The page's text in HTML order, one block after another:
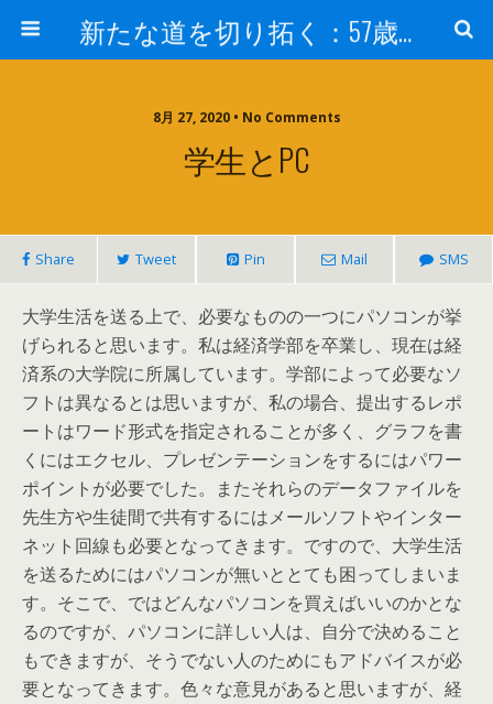
新たな道を切り拓く：57歳男性、大学院の授業室から
8月 27, 2020 • No Comments
学生とPC
Share Tweet Pin Mail SMS
大学生活を送る上で、必要なものの一つにパソコンが挙
げられると思います。私は経済学部を卒業し、現在は経
済系の大学院に所属しています。学部によって必要なソ
フトは異なるとは思いますが、私の場合、提出するレポ
ートはワード形式を指定されることが多く、グラフを書
くにはエクセル、プレゼンテーションをするにはパワー
ポイントが必要でした。またそれらのデータファイルを
先生方や生徒間で共有するにはメールソフトやインター
ネット回線も必要となってきます。ですので、大学生活
を送るためにはパソコンが無いととても困ってしまいま
す。そこで、ではどんなパソコンを買えばいいのかとな
るのですが、パソコンに詳しい人は、自分で決めること
もできますが、そうでない人のためにもアドバイスが必
要となってきます。色々な意見があると思いますが、経